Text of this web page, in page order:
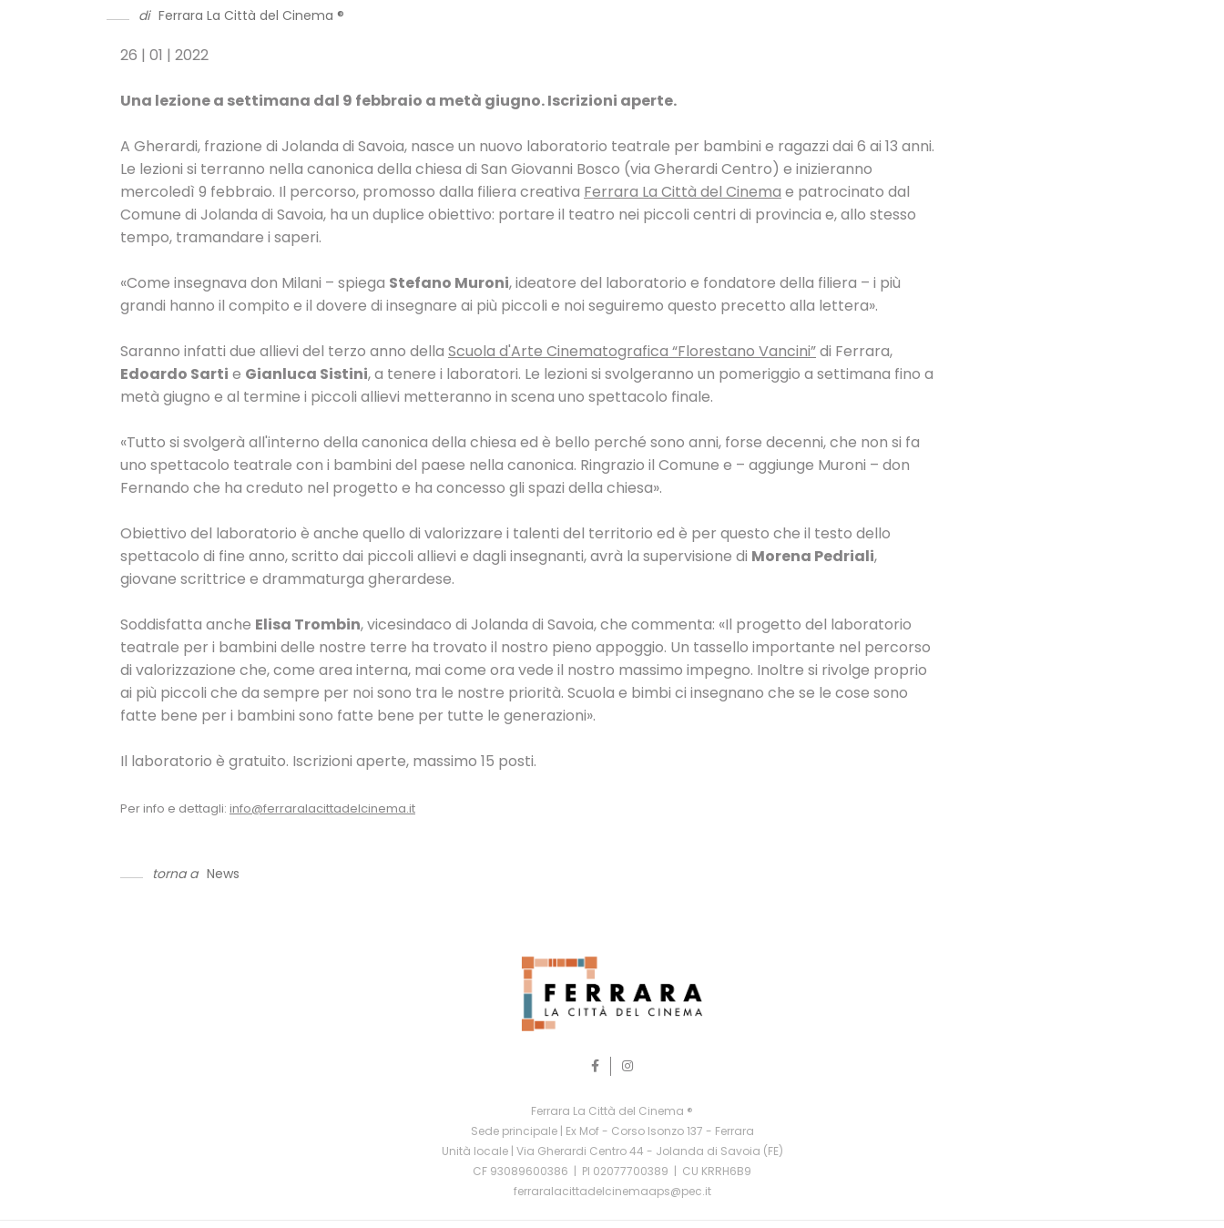
di Ferrara La Città del Cinema ®
26 | 01 | 2022
Una lezione a settimana dal 9 febbraio a metà giugno. Iscrizioni aperte.
A Gherardi, frazione di Jolanda di Savoia, nasce un nuovo laboratorio teatrale per bambini e ragazzi dai 6 ai 13 anni.
Le lezioni si terranno nella canonica della chiesa di San Giovanni Bosco (via Gherardi Centro) e inizieranno
mercoledì 9 febbraio. Il percorso, promosso dalla filiera creativa Ferrara La Città del Cinema e patrocinato dal
Comune di Jolanda di Savoia, ha un duplice obiettivo: portare il teatro nei piccoli centri di provincia e, allo stesso
tempo, tramandare i saperi.
«Come insegnava don Milani – spiega Stefano Muroni, ideatore del laboratorio e fondatore della filiera – i più
grandi hanno il compito e il dovere di insegnare ai più piccoli e noi seguiremo questo precetto alla lettera».
Saranno infatti due allievi del terzo anno della Scuola d'Arte Cinematografica “Florestano Vancini”di Ferrara,
Edoardo Sarti e Gianluca Sistini, a tenere i laboratori. Le lezioni si svolgeranno un pomeriggio a settimana fino a
metà giugno e al termine i piccoli allievi metteranno in scena uno spettacolo finale.
«Tutto si svolgerà all'interno della canonica della chiesa ed è bello perché sono anni, forse decenni, che non si fa
uno spettacolo teatrale con i bambini del paese nella canonica. Ringrazio il Comune e – aggiunge Muroni – don
Fernando che ha creduto nel progetto e ha concesso gli spazi della chiesa».
Obiettivo del laboratorio è anche quello di valorizzare i talenti del territorio ed è per questo che il testo dello
spettacolo di fine anno, scritto dai piccoli allievi e dagli insegnanti, avrà la supervisione di Morena Pedriali,
giovane scrittrice e drammaturga gherardese.
Soddisfatta anche Elisa Trombin, vicesindaco di Jolanda di Savoia, che commenta: «Il progetto del laboratorio
teatrale per i bambini delle nostre terre ha trovato il nostro pieno appoggio. Un tassello importante nel percorso
di valorizzazione che, come area interna, mai come ora vede il nostro massimo impegno. Inoltre si rivolge proprio
ai più piccoli che da sempre per noi sono tra le nostre priorità. Scuola e bimbi ci insegnano che se le cose sono
fatte bene per i bambini sono fatte bene per tutte le generazioni».
Il laboratorio è gratuito. Iscrizioni aperte, massimo 15 posti.
Per info e dettagli: info@ferraralacittadelcinema.it
torna a News
Ferrara La Città del Cinema ®
Sede principale | Ex Mof - Corso Isonzo 137 - Ferrara
Unità locale | Via Gherardi Centro 44 - Jolanda di Savoia (FE)
CF 93089600386 | PI 02077700389 | CU KRRH6B9
ferraralacittadelcinemaaps@pec.it